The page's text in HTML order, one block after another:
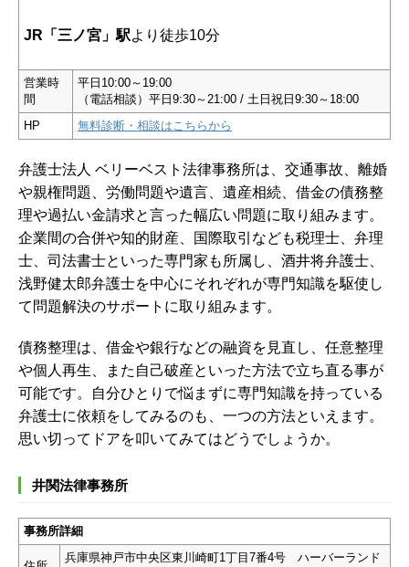
JR「三ノ宮」駅より徒歩10分
営業時
間
平日10:00～19:00
（電話相談）平日9:30～21:00 / 土日祝日9:30～18:00
HP
無料診断・相談はこちらから
弁護士法人 ベリーベスト法律事務所は、交通事故、離婚
や親権問題、労働問題や遺言、遺産相続、借金の債務整
理や過払い金請求と言った幅広い問題に取り組みます。
企業間の合併や知的財産、国際取引なども税理士、弁理
士、司法書士といった専門家も所属し、酒井将弁護士、
浅野健太郎弁護士を中心にそれぞれが専門知識を駆使し
て問題解決のサポートに取り組みます。
債務整理は、借金や銀行などの融資を見直し、任意整理
や個人再生、また自己破産といった方法で立ち直る事が
可能です。自分ひとりで悩まずに専門知識を持っている
弁護士に依頼をしてみるのも、一つの方法といえます。
思い切ってドアを叩いてみてはどうでしょうか。
井関法律事務所
事務所詳細
兵庫県神戸市中央区東川崎町1丁目7番4号 ハーバーランド